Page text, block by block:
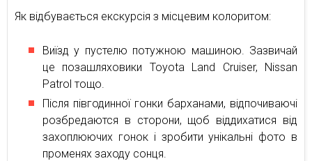
Як відбувається екскурсія з місцевим колоритом:
Виїзд у пустелю потужною машиною. Зазвичай
це позашляховики Toyota Land Cruiser, Nissan
Patrol тощо.
Після півгодинної гонки барханами, відпочиваючі
розбредаются в сторони, щоб віддихатися від
захоплюючих гонок і зробити унікальні фото в
променях заходу сонця.